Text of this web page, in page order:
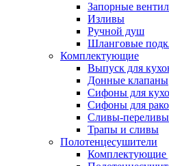
Запорные
Изливы
Ручной душ
Шланговые
Комплектующие
Выпуск для
Донные клапаны
Сифоны для
Сифоны для
Сливы-переливы
Трапы и сливы
Полотенцесушители
Комплектующие